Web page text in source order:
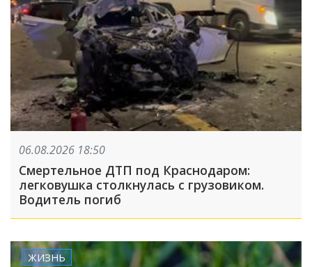
06.08.2026 18:50
Смертельное ДТП под Краснодаром:
легковушка столкнулась с грузовиком.
Водитель погиб
ЖИЗНЬ